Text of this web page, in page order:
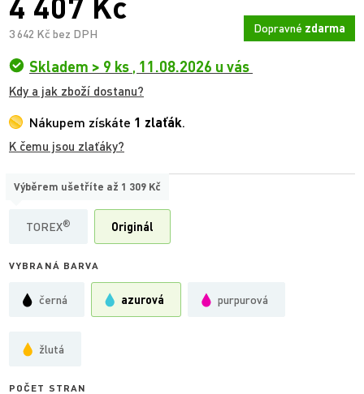
3 642 Kč bez DPH Dopravné zdarma
Skladem > 9 ks , 11.08.2026 u vás
Kdy a jak zboží dostanu?
Nákupem získáte 1 zlaťák.
K čemu jsou zlaťáky?
TYP
TOREX®
Výběrem ušetříte až 1 309 Kč
Originál
VYBRANÁ BARVA
černá azurová purpurová
žlutá
POČET STRAN